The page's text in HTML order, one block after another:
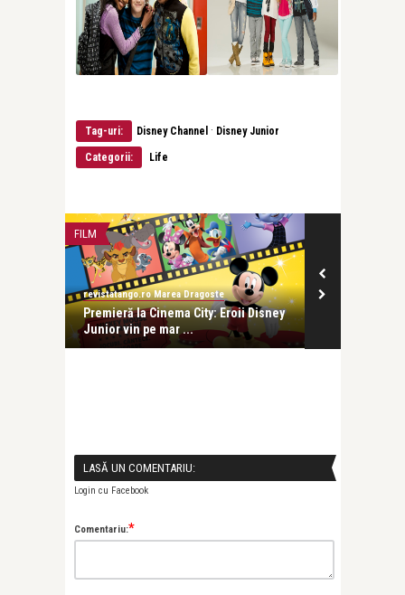
Tag-uri: Disney Channel · Disney Junior
Categorii: Life
FILM
revistatango.ro Marea Dragoste
Premieră la Cinema City: Eroii Disney
Junior vin pe mar ...
LASĂ UN COMENTARIU:
Login cu Facebook
Comentariu:*